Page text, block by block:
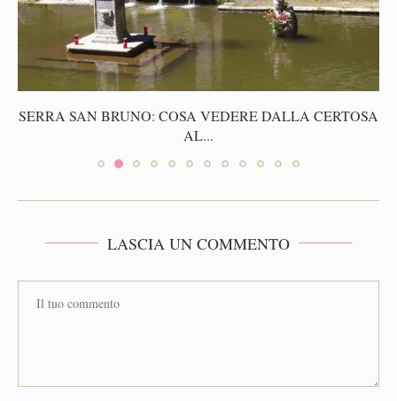
SERRA SAN BRUNO: COSA VEDERE DALLA CERTOSA
AL...
LASCIA UN COMMENTO